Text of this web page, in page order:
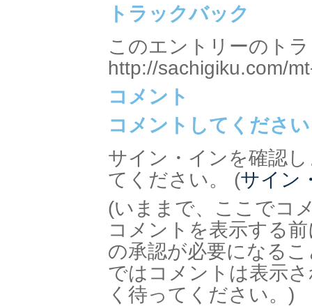
トラックバック
このエントリーのト
http://sachigiku.com/
コメント
コメントしてください
サイン・インを確認
てください。 (サイン
(いままで、ここでコ
コメントを表示する
の承認が必要になる
ではコメントは表示
く待ってください。)